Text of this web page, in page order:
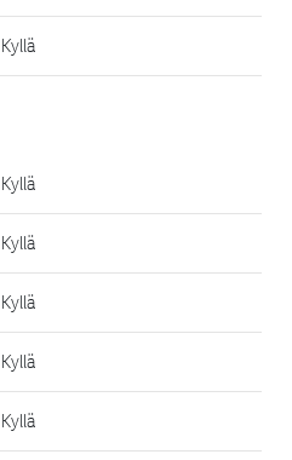
Kyllä
Kyllä
Kyllä
Kyllä
Kyllä
Kyllä